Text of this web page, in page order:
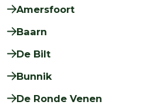
Amersfoort
Baarn
De Bilt
Bunnik
De Ronde Venen